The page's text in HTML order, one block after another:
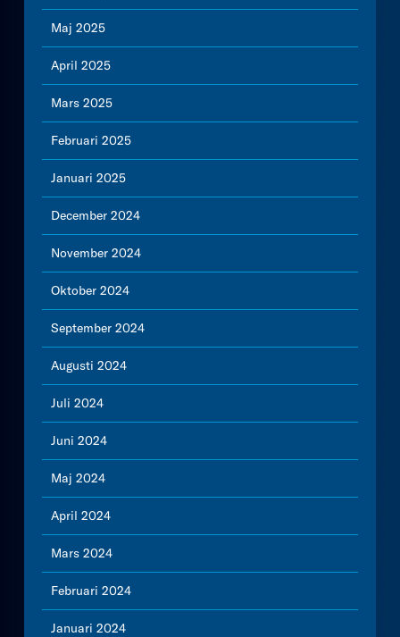
Maj 2025
April 2025
Mars 2025
Februari 2025
Januari 2025
December 2024
November 2024
Oktober 2024
September 2024
Augusti 2024
Juli 2024
Juni 2024
Maj 2024
April 2024
Mars 2024
Februari 2024
Januari 2024